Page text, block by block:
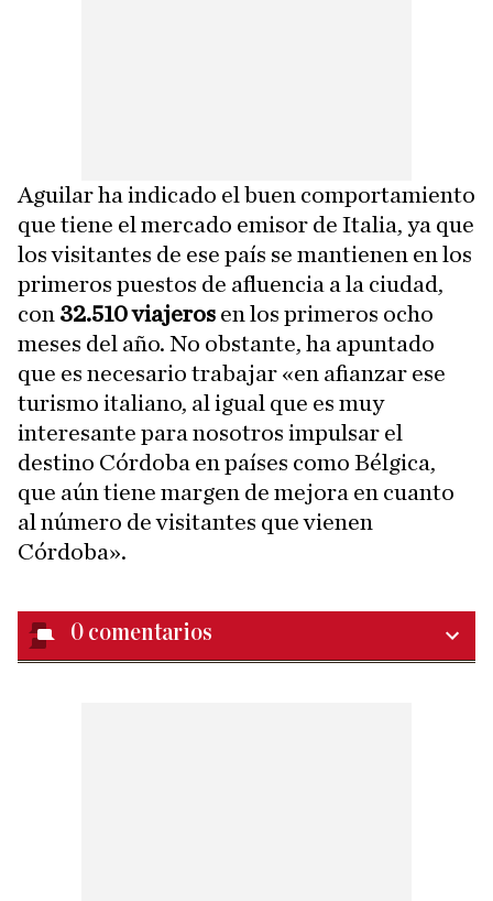
Aguilar ha indicado el buen comportamiento
que tiene el mercado emisor de Italia, ya que
los visitantes de ese país se mantienen en los
primeros puestos de afluencia a la ciudad,
con 32.510 viajeros en los primeros ocho
meses del año. No obstante, ha apuntado
que es necesario trabajar «en afianzar ese
turismo italiano, al igual que es muy
interesante para nosotros impulsar el
destino Córdoba en países como Bélgica,
que aún tiene margen de mejora en cuanto
al número de visitantes que vienen
Córdoba».
0 comentarios